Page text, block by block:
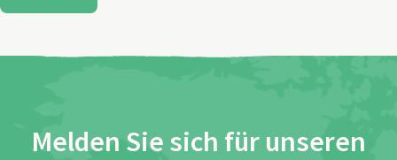
Melden Sie sich für unseren